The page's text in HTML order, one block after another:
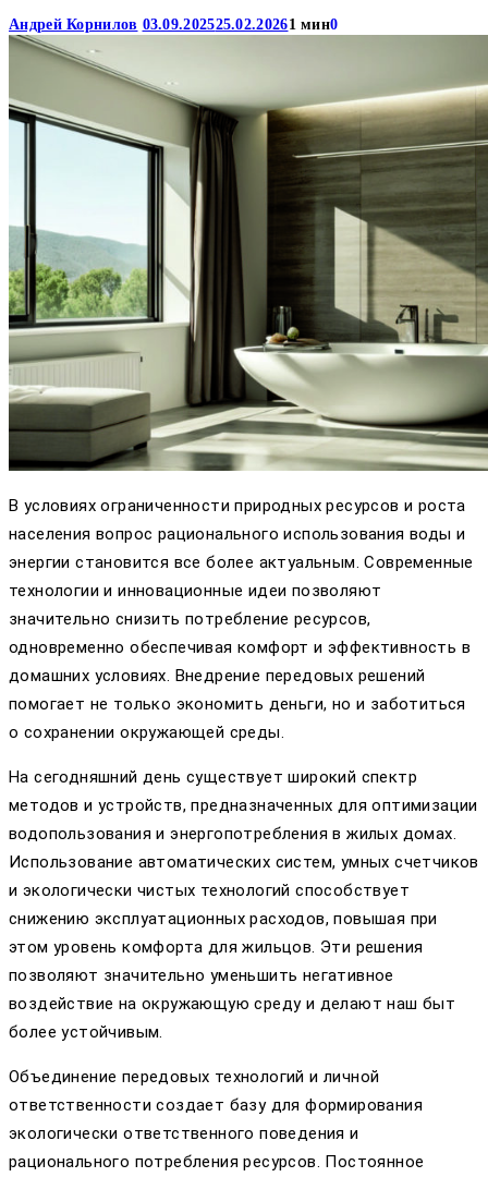
Андрей Корнилов 03.09.202525.02.20261 мин0
В условиях ограниченности природных ресурсов и роста
населения вопрос рационального использования воды и
энергии становится все более актуальным. Современные
технологии и инновационные идеи позволяют
значительно снизить потребление ресурсов,
одновременно обеспечивая комфорт и эффективность в
домашних условиях. Внедрение передовых решений
помогает не только экономить деньги, но и заботиться
о сохранении окружающей среды.
На сегодняшний день существует широкий спектр
методов и устройств, предназначенных для оптимизации
водопользования и энергопотребления в жилых домах.
Использование автоматических систем, умных счетчиков
и экологически чистых технологий способствует
снижению эксплуатационных расходов, повышая при
этом уровень комфорта для жильцов. Эти решения
позволяют значительно уменьшить негативное
воздействие на окружающую среду и делают наш быт
более устойчивым.
Объединение передовых технологий и личной
ответственности создает базу для формирования
экологически ответственного поведения и
рационального потребления ресурсов. Постоянное